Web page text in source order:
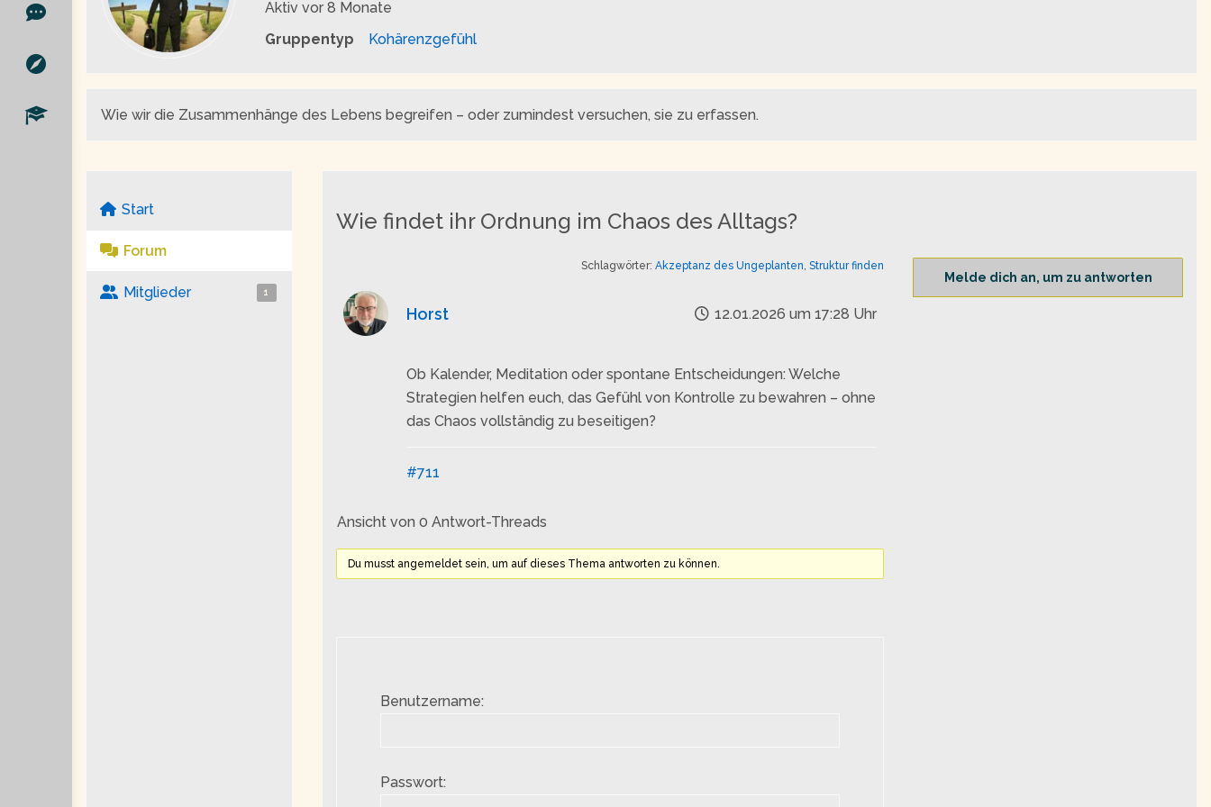
Aktiv vor 8 Monate
Gruppentyp
Kohärenzgefühl
Wie wir die Zusammenhänge des Lebens begreifen – oder zumindest versuchen, sie zu erfassen.
Start
Forum
Mitglieder 1
Wie findet ihr Ordnung im Chaos des Alltags?
Schlagwörter: Akzeptanz des Ungeplanten, Struktur finden
Horst 12.01.2026 um 17:28 Uhr
Ob Kalender, Meditation oder spontane Entscheidungen: Welche
Strategien helfen euch, das Gefühl von Kontrolle zu bewahren – ohne
das Chaos vollständig zu beseitigen?
#711
Ansicht von 0 Antwort-Threads
Du musst angemeldet sein, um auf dieses Thema antworten zu können.
Benutzername:
Passwort:
Melde dich an, um zu antworten